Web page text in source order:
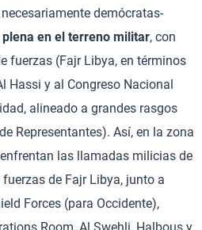
demócratas-
en el terreno militar, con
fuerzas (Fajr Libya, en términos
Hassi y al Congreso Nacional
alineado a grandes rasgos
Representantes). Así, en la zona
las llamadas milicias de
de Fajr Libya, junto a
Forces (para Occidente),